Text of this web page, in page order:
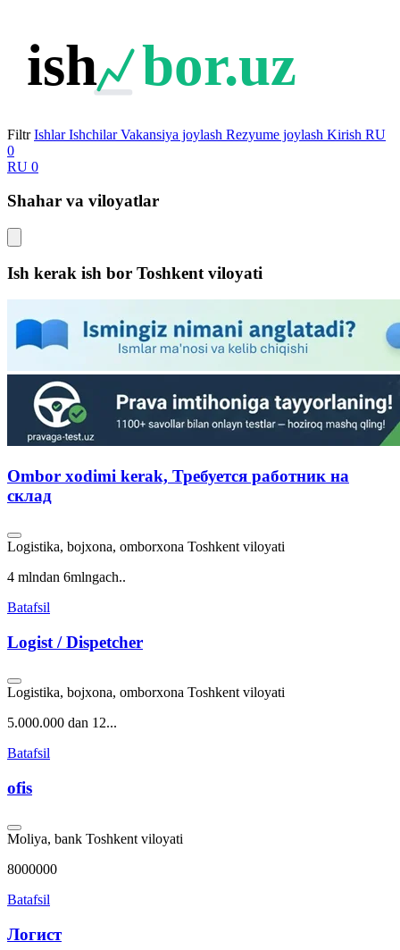
ish bor.uz
Filtr Ishlar Ishchilar Vakansiya joylash Rezyume joylash Kirish RU
0
RU 0
Shahar va viloyatlar
Ish kerak ish bor Toshkent viloyati
Ombor xodimi kerak, Требуется работник на
склад
Logistika, bojxona, omborxona Toshkent viloyati
4 mlndan 6mlngach..
Batafsil
Logist / Dispetcher
Logistika, bojxona, omborxona Toshkent viloyati
5.000.000 dan 12...
Batafsil
ofis
Moliya, bank Toshkent viloyati
8000000
Batafsil
Логист